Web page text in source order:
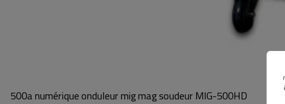
500a numérique onduleur mig mag soudeur MIG-500HD